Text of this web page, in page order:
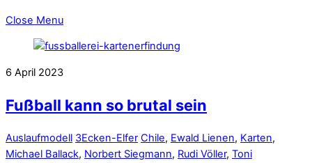
Close Menu
6 April 2023
Fußball kann so brutal sein
Auslaufmodell 3Ecken-Elfer Chile, Ewald Lienen, Karten,
Michael Ballack, Norbert Siegmann, Rudi Völler, Toni